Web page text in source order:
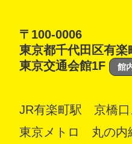
〒100-0006
東京都千代田区有楽
東京交通会館1F
館
JR有楽町駅 京橋口
東京メトロ 丸の内